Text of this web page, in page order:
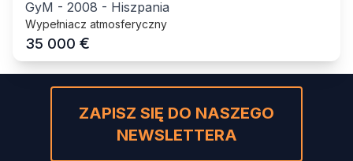
GyM - 2008 - Hiszpania
Wypełniacz atmosferyczny
35 000 €
ZAPISZ SIĘ DO NASZEGO
NEWSLETTERA